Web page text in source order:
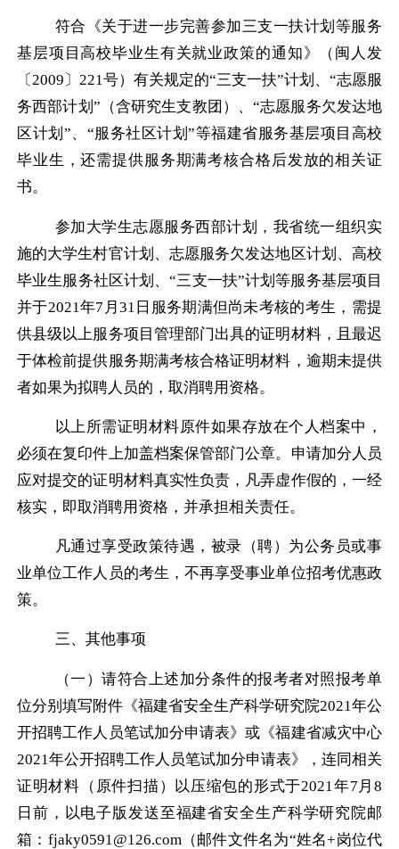
符合《关于进一步完善参加三支一扶计划等服务
基层项目高校毕业生有关就业政策的通知》（闽人发
〔 2009 〕 221号）有关规定的“三支一扶”计划、“志愿服
务西部计划”（含研究生支教团）、“志愿服务欠发达地
区计划”、“服务社区计划”等福建省服务基层项目高校
毕业生，还需提供服务期满考核合格后发放的相关证
书。
参加大学生志愿服务西部计划，我省统一组织实
施的大学生村官计划、志愿服务欠发达地区计划、高校
毕业生服务社区计划、“三支一扶”计划等服务基层项目
并于2021年7 月 31 日服务期满但尚未考核的考生，需提
供县级以上服务项目管理部门出具的证明材料，且最迟
于体检前提供服务期满考核合格证明材料，逾期未提供
者如果为拟聘人员的，取消聘用资格。
以上所需证明材料原件如果存放在个人档案中，
必须在复印件上加盖档案保管部门公章。申请加分人员
应对提交的证明材料真实性负责，凡弄虚作假的，一经
核实，即取消聘用资格，并承担相关责任。
凡通过享受政策待遇，被录（聘）为公务员或事
业单位工作人员的考生，不再享受事业单位招考优惠政
策。
三、其他事项
（一）请符合上述加分条件的报考者对照报考单
位分别填写附件《福建省安全生产科学研究院2021年公
开招聘工作人员笔试加分申请表》或《福建省减灾中心
2021年公开招聘工作人员笔试加分申请表》，连同相关
证明材料（原件扫描）以压缩包的形式于2021 年7 月8
日前，以电子版发送至福建省安全生产科学研究院邮
箱： fjaky0591@126.com （邮件文件名为“姓名+岗位代